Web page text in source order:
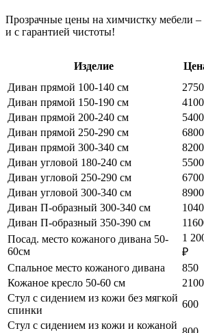
Прозрачные цены на химчистку мебели –
и с гарантией чистоты!
Изделие
Диван прямой 100-140 см
2750
Диван прямой 150-190 см
4100
Диван прямой 200-240 см
5400
Диван прямой 250-290 см
6800
Диван прямой 300-340 см
8200
Диван угловой 180-240 см
5500
Диван угловой 250-290 см
6700
Диван угловой 300-340 см
8900
Диван П-образный 300-340 см
Диван П-образный 350-390 см
Посад. место кожаного дивана 50-
60см
1
₽
Спальное место кожаного дивана
850
Кожаное кресло 50-60 см
2100
Стул с сидением из кожи без мягкой
спинки
600
Стул с сидением из кожи и кожаной